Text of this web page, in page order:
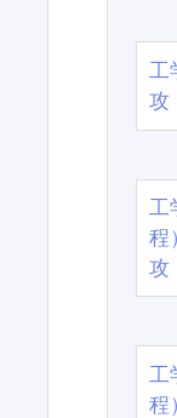
工
攻
工
程
攻
工
程